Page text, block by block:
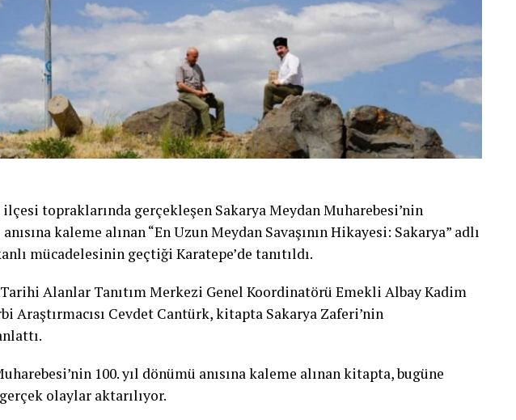
ilçesi topraklarında gerçekleşen Sakarya Meydan Muharebesi’nin
anısına kaleme alınan “En Uzun Meydan Savaşının Hikayesi: Sakarya” adlı
mücadelesinin geçtiği Karatepe’de tanıtıldı.
Alanlar Tanıtım Merkezi Genel Koordinatörü Emekli Albay Kadim
Araştırmacısı Cevdet Cantürk, kitapta Sakarya Zaferi’nin
100. yıl dönümü anısına kaleme alınan kitapta, bugüne
olaylar aktarılıyor.